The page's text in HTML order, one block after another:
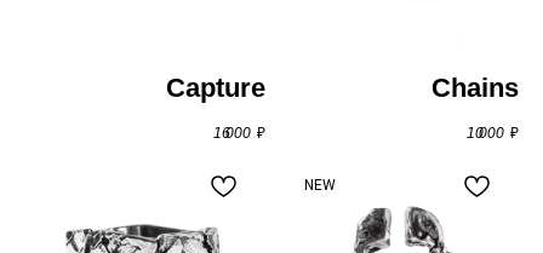
Capture
16 000 ₽
Chains
10 000 ₽
NEW